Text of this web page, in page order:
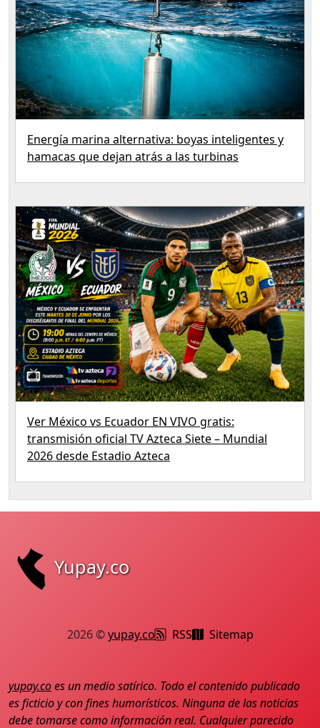
Energía marina alternativa: boyas inteligentes y
hamacas que dejan atrás a las turbinas
Ver México vs Ecuador EN VIVO gratis:
transmisión oficial TV Azteca Siete – Mundial
2026 desde Estadio Azteca
Yupay.co
2026 ©yupay.co RSS Sitemap
yupay.coes un medio satírico. Todo el contenido publicado
es ficticio y con fines humorísticos. Ninguna de las noticias
debe tomarse como información real. Cualquier parecido